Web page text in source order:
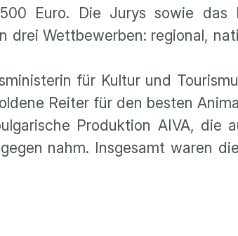
Euro. Die Jurys sowie das
drei Wettbewerben: regional,
für Kultur und
Reiter für den besten
Produktion AIVA, die
nahm. Insgesamt waren